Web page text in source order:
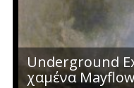
Underground
χαμένα